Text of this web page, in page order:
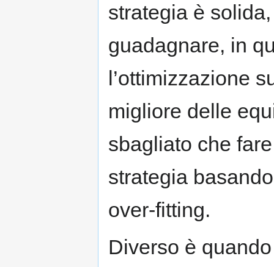
strategia è
guadagnare, in
l’ottimizzazione
migliore delle
sbagliato che
strategia
over-fitting.
Diverso è